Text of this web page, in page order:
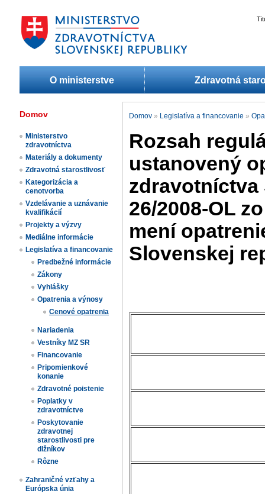
O ministerstve Zdravotná
Domov
Ministerstvo
zdravotníctva
Materiály a dokumenty
Zdravotná starostlivosť
Kategorizácia a
cenotvorba
Vzdelávanie a uznávanie
kvalifikácií
Projekty a výzvy
Mediálne informácie
Legislatíva a financovanie
Predbežné informácie
Zákony
Vyhlášky
Opatrenia a výnosy
Cenové opatrenia
Nariadenia
Vestníky MZ SR
Financovanie
Pripomienkové
konanie
Zdravotné poistenie
Poplatky v
zdravotníctve
Poskytovanie
zdravotnej
starostlivosti pre
dlžníkov
Rôzne
Zahraničné vzťahy a
Európska únia
Domov » Legislatíva a financovanie »
Rozsah
ustanovený
zdravotníctva
26/2008-OL
mení
Slovenskej